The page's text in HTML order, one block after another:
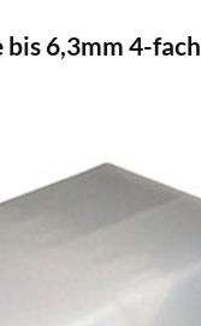
bis 6,3mm 4-fach